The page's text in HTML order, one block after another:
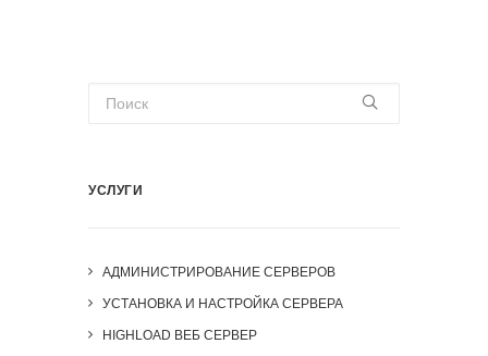
УСЛУГИ
АДМИНИСТРИРОВАНИЕ СЕРВЕРОВ
УСТАНОВКА И НАСТРОЙКА СЕРВЕРА
HIGHLOAD ВЕБ СЕРВЕР